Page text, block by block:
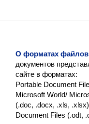
О форматах
документов
сайте в форматах:
Portable Document
Microsoft World/
(.doc, .docx, .xls,
Document Files (.odt,